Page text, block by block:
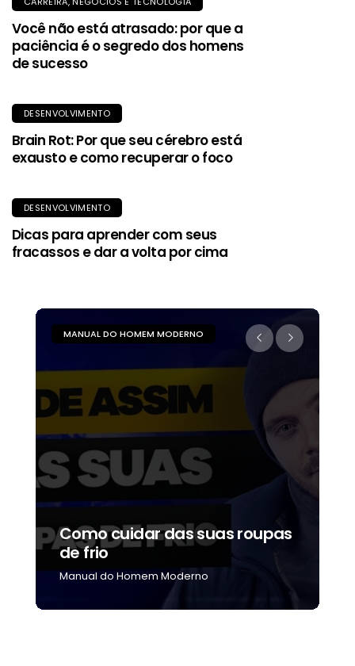
Você não está atrasado: por que a
paciência é o segredo dos homens
de sucesso
DESENVOLVIMENTO
Brain Rot: Por que seu cérebro está
exausto e como recuperar o foco
DESENVOLVIMENTO
Dicas para aprender com seus
fracassos e dar a volta por cima
MANUAL DO HOMEM MODERNO
Como cuidar das suas roupas
de frio
Manual do Homem Moderno